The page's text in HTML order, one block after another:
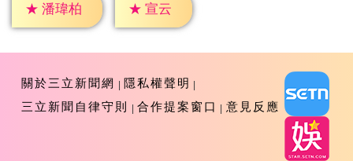
★ 潘瑋柏 ★ 宣云
關於三立新聞網
隱私權聲明
三立新聞自律守則
合作提案窗口 意見反應